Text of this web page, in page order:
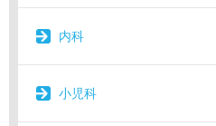
内科
小児科